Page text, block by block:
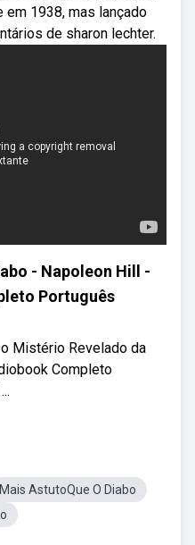
1938, mas lançado
de sharon lechter.
- Napoleon Hill -
Português
Mistério Revelado da
Completo
Mais AstutoQue O Diabo